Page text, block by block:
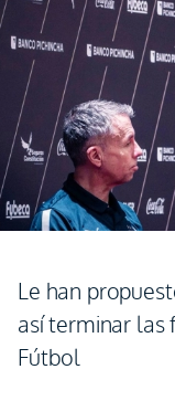
Le han
así terminar las
Fútbol